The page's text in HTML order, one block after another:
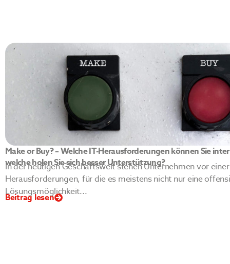
Make or Buy? – Welche IT-Herausforderungen können Sie
welche holen Sie sich besser Unterstützung?
In der heutigen Geschäftswelt stehen Unternehmen vor
Herausforderungen, für die es meistens nicht nur eine
Lösungsmöglichkeit...
Beitrag lesen